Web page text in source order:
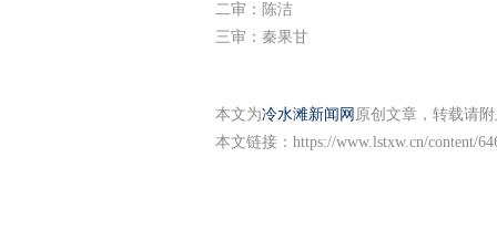
二审：陈洁
三审：秦果甘
本文为冷水滩新闻网 原创文章，转载请
本文链接： https://www.lstxw.cn/content/